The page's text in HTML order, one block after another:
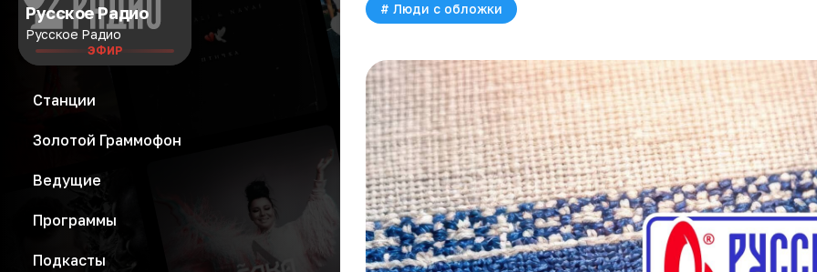
Русское Радио
Русское Радио
ЭФИР
Станции
Золотой Граммофон
Ведущие
Программы
Подкасты
# Люди с обложки